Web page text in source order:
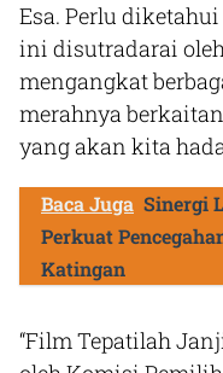
Esa. Perlu
ini disutradarai
mengangkat
merahnya
yang akan kita
Baca Juga Sinergi
Perkuat
Katingan
“Film Tepatilah